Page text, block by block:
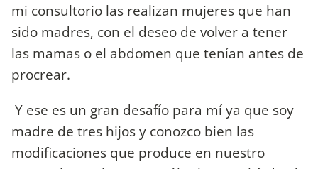
mi consultorio las realizan mujeres que han
sido madres, con el deseo de volver a tener
las mamas o el abdomen que tenían antes de
procrear.
Y ese es un gran desafío para mí ya que soy
madre de tres hijos y conozco bien las
modificaciones que produce en nuestro